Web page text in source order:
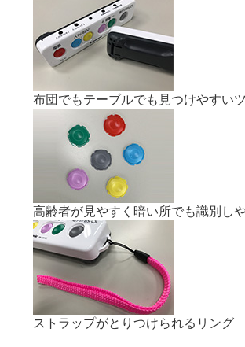
布団でもテーブルでも見つけやすい
高齢者が見やすく暗い所でも識別し
ストラップがとりつけられるリング